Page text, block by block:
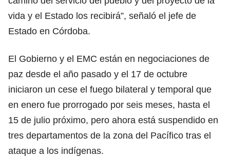
vida y el Estado los recibirá”, señaló el jefe de
Estado en Córdoba.
El Gobierno y el EMC están en negociaciones de
paz desde el año pasado y el 17 de octubre
iniciaron un cese el fuego bilateral y temporal que
en enero fue prorrogado por seis meses, hasta el
15 de julio próximo, pero ahora está suspendido en
tres departamentos de la zona del Pacífico tras el
ataque a los indígenas.